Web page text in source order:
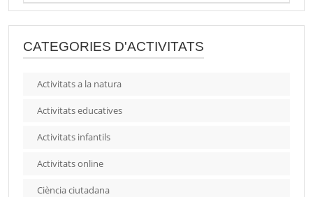
CATEGORIES D'ACTIVITATS
Activitats a la natura
Activitats educatives
Activitats infantils
Activitats online
Ciència ciutadana